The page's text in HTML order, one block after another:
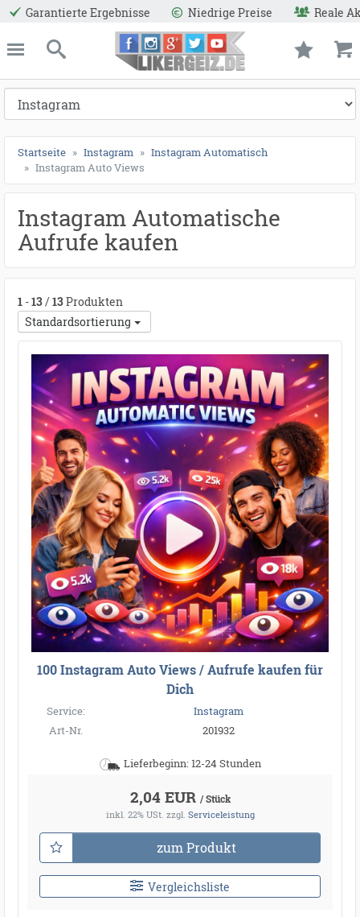
Niedrige Preise Reale Aktive User
Sichere
Likergeiz.de
schließen
Suche
Startseite Instagram
Instagram Automatisch
Instagram Auto Views
Instagram Automatische
Aufrufe kaufen
1 -13/ 13Produkten
Standardsortierung
100 Instagram Auto Views / Aufrufe kaufen für
Dich
Service:
Instagram
Art-Nr.
201932
Lieferbeginn: 12-24 Stunden
2,04 EUR / Stück
inkl. 22% USt. zzgl. Serviceleistung
zum Produkt
Vergleichsliste